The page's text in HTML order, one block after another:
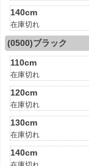
140cm
在庫切れ
(0500)ブラック
110cm
在庫切れ
120cm
在庫切れ
130cm
在庫切れ
140cm